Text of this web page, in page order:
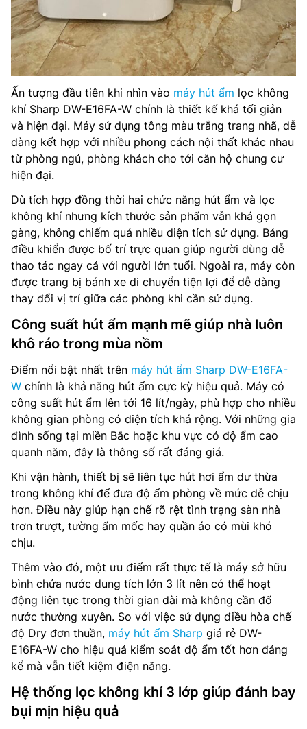
Ấn tượng đầu tiên khi nhìn vào máy hút ẩm lọc không
khí Sharp DW-E16FA-W chính là thiết kế khá tối giản
và hiện đại. Máy sử dụng tông màu trắng trang nhã, dễ
dàng kết hợp với nhiều phong cách nội thất khác nhau
từ phòng ngủ, phòng khách cho tới căn hộ chung cư
hiện đại.
Dù tích hợp đồng thời hai chức năng hút ẩm và lọc
không khí nhưng kích thước sản phẩm vẫn khá gọn
gàng, không chiếm quá nhiều diện tích sử dụng. Bảng
điều khiển được bố trí trực quan giúp người dùng dễ
thao tác ngay cả với người lớn tuổi. Ngoài ra, máy còn
được trang bị bánh xe di chuyển tiện lợi để dễ dàng
thay đổi vị trí giữa các phòng khi cần sử dụng.
Công suất hút ẩm mạnh mẽ giúp nhà luôn
khô ráo trong mùa nồm
Điểm nổi bật nhất trên máy hút ẩm Sharp DW-E16FA-
W chính là khả năng hút ẩm cực kỳ hiệu quả. Máy có
công suất hút ẩm lên tới 16 lít/ngày, phù hợp cho nhiều
không gian phòng có diện tích khá rộng. Với những gia
đình sống tại miền Bắc hoặc khu vực có độ ẩm cao
quanh năm, đây là thông số rất đáng giá.
Khi vận hành, thiết bị sẽ liên tục hút hơi ẩm dư thừa
trong không khí để đưa độ ẩm phòng về mức dễ chịu
hơn. Điều này giúp hạn chế rõ rệt tình trạng sàn nhà
trơn trượt, tường ẩm mốc hay quần áo có mùi khó
chịu.
Thêm vào đó, một ưu điểm rất thực tế là máy sở hữu
bình chứa nước dung tích lớn 3 lít nên có thể hoạt
động liên tục trong thời gian dài mà không cần đổ
nước thường xuyên. So với việc sử dụng điều hòa chế
độ Dry đơn thuần, máy hút ẩm Sharp giá rẻ DW-
E16FA-W cho hiệu quả kiểm soát độ ẩm tốt hơn đáng
kể mà vẫn tiết kiệm điện năng.
Hệ thống lọc không khí 3 lớp giúp đánh bay
bụi mịn hiệu quả